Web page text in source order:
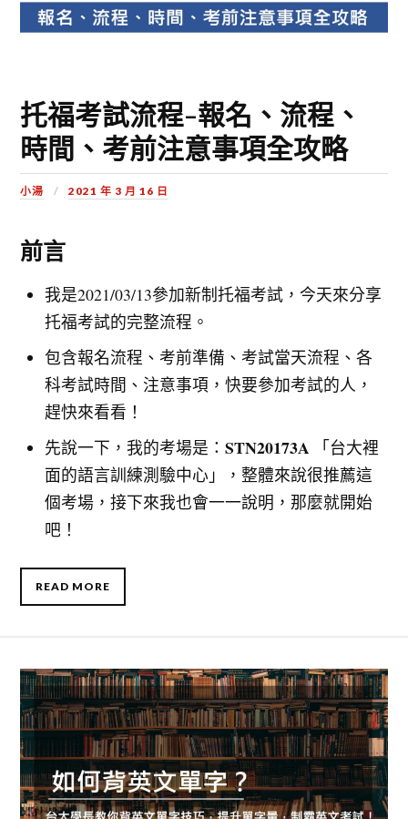
托福考試流程-報名、流程、
時間、考前注意事項全攻略
小湯 2021 年 3 月 16 日
前言
我是2021/03/13參加新制托福考試，今天來分享
托福考試的完整流程。
包含報名流程、考前準備、考試當天流程、各
科考試時間、注意事項，快要參加考試的人，
趕快來看看！
先說一下，我的考場是：STN20173A
「台大裡
面的語言訓練測驗中心」，整體來說很推薦這
個考場，接下來我也會一一說明，那麼就開始
吧！
READ MORE